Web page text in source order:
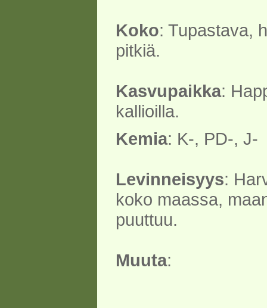
Koko: Tupastava,
pitkiä.
Kasvupaikka:
kallioilla.
Kemia: K-, PD-, J-
Levinneisyys:
koko maassa,
puuttuu.
Muuta: